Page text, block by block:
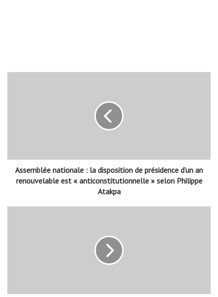
Assemblée nationale : la disposition de présidence d’un an
renouvelable est « anticonstitutionnelle » selon Philippe
Atakpa